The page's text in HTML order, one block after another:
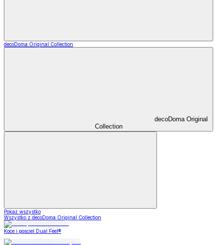
decoDoma Original Collection
decoDoma Original
Collection
Pokaż wszystko
Wszystko z decoDoma Original Collection
Koce i pościel Dual Feel®